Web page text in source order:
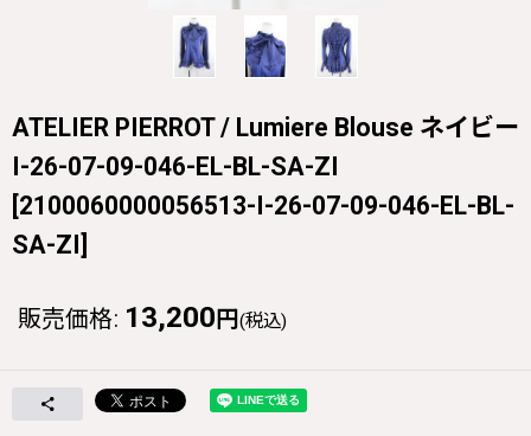
ATELIER PIERROT / Lumiere Blouse ネイビー
I-26-07-09-046-EL-BL-SA-ZI
[2100060000056513-I-26-07-09-046-EL-BL-
SA-ZI]
販売価格: 13,200 円 (税込)